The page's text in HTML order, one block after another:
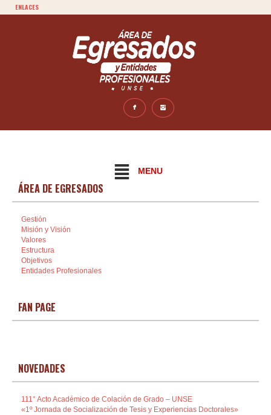
ENLACES
MENU
ÁREA DE EGRESADOS
Gestión
Misión y Visión
Valores
Estructura
Objetivos
Entidades Profesionales
FAN PAGE
NOVEDADES
111° Acto Académico de Colación de Grado – UNSE
«1º Jornada de Socialización de Tesis y Experiencias Doctorales»